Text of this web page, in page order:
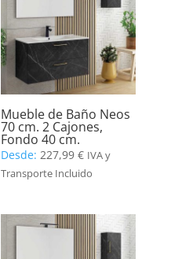
Mueble de Baño Neos
70 cm. 2 Cajones,
Fondo 40 cm.
Desde: 227,99€ IVA y
Transporte Incluido